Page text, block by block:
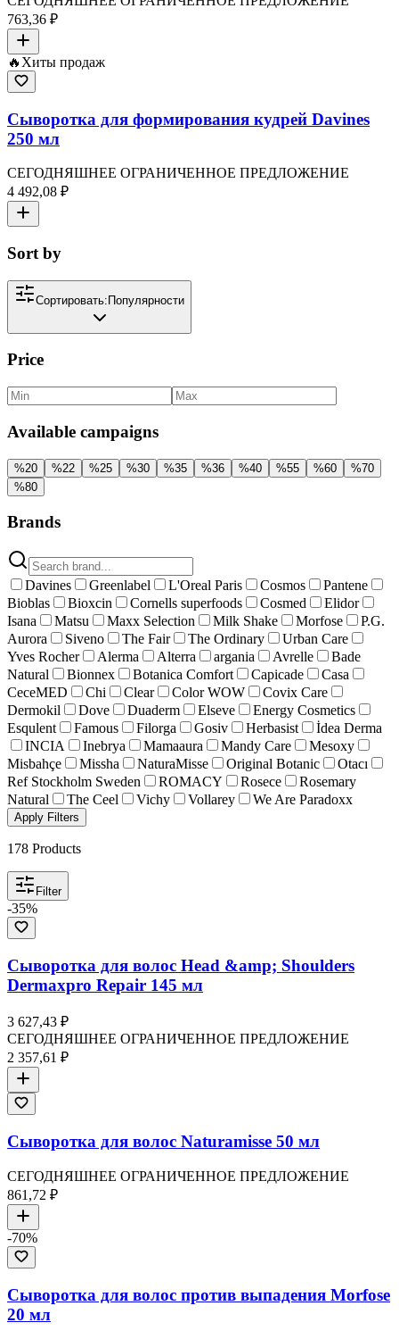
763,36 ₽
🔥 Хиты продаж
Сыворотка для формирования кудрей Davines
250 мл
СЕГОДНЯШНЕЕ ОГРАНИЧЕННОЕ ПРЕДЛОЖЕНИЕ
4 492,08 ₽
Sort by
Сортировать:Популярности
Price
Available campaigns
%20 %22 %25 %30 %35 %36 %40 %55 %60 %70
%80
Brands
Davines Greenlabel L'Oreal Paris Cosmos
Pantene
Bioblas
Bioxcin Cornells superfoods Cosmed
Elidor
Isana
Matsu Maxx Selection Milk Shake Morfose
P.G.
Aurora
Siveno The Fair The Ordinary
Urban Care
Yves Rocher
Alerma Alterra argania Avrelle
Bade
Natural
Bionnex Botanica Comfort Capicade
Casa
CeceMED
Chi Clear Color WOW
Covix Care
Dermokil
Dove Duaderm Elseve
Energy Cosmetics
Esqulent
Famous Filorga Gosiv Herbasist
İdea Derma
INCIA
Inebrya Mamaaura Mandy Care
Mesoxy
Misbahçe
Missha NaturaMisse Original Botanic
Otacı
Ref Stockholm Sweden
ROMACY Rosece
Rosemary
Natural
The Ceel Vichy Vollarey We Are Paradoxx
Apply Filters
178 Products
Filter
-35%
Сыворотка для волос Head &amp; Shoulders
Dermaxpro Repair 145 мл
3 627,43 ₽
СЕГОДНЯШНЕЕ ОГРАНИЧЕННОЕ ПРЕДЛОЖЕНИЕ
2 357,61 ₽
Сыворотка для волос Naturamisse 50 мл
СЕГОДНЯШНЕЕ ОГРАНИЧЕННОЕ ПРЕДЛОЖЕНИЕ
861,72 ₽
-70%
Сыворотка для волос против выпадения Morfose
20 мл